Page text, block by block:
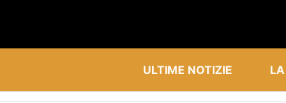
ULTIME NOTIZIE